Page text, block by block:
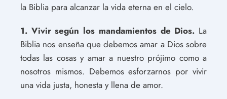
la Biblia para alcanzar la vida eterna en el cielo.
1. Vivir según los mandamientos de Dios. La
Biblia nos enseña que debemos amar a Dios sobre
todas las cosas y amar a nuestro prójimo como a
nosotros mismos. Debemos esforzarnos por vivir
una vida justa, honesta y llena de amor.